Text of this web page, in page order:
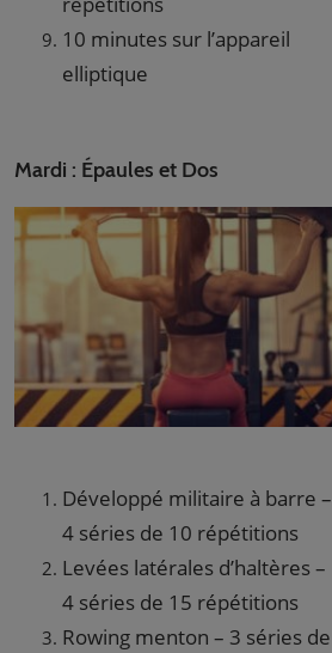
10 minutes sur l’appareil
elliptique
Mardi : Épaules et Dos
Développé militaire à barre –
4 séries de 10 répétitions
Levées latérales d’haltères –
4 séries de 15 répétitions
Rowing menton – 3 séries de